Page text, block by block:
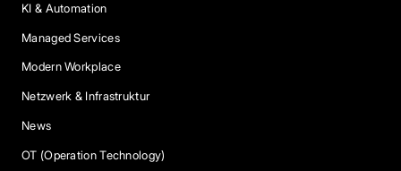
KI & Automation
Managed Services
Modern Workplace
Netzwerk & Infrastruktur
News
OT (Operation Technology)